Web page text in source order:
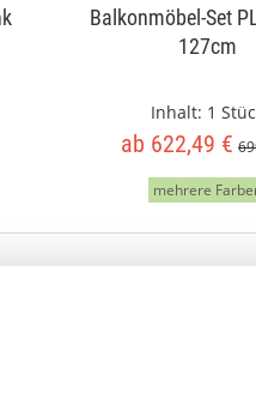
Balkonmöbel-Set
127cm
Inhalt: 1
ab 622,49 €
mehrere